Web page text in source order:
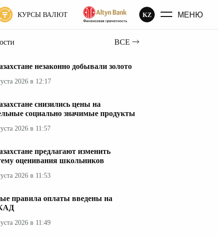
КУРСЫ ВАЛЮТ KZ МЕНЮ
ВСЕ
незаконно добывали золото
2026 в 12:17
снизились цены на
социально значимые продукты
2026 в 11:57
предлагают изменить
оценивания школьников
2026 в 11:53
правила оплаты введены на
2026 в 11:49